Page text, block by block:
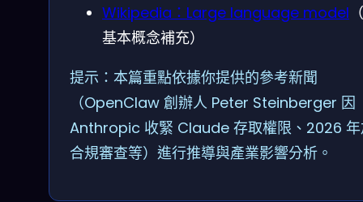
Wikipedia：Large language model
基本概念補充）
提示：本篇重點依據你提供的參考新聞
（OpenClaw 創辦人 Peter Steinberger 因
Anthropic 收緊 Claude 存取權限、2026 年
合規審查等）進行推導與產業影響分析。